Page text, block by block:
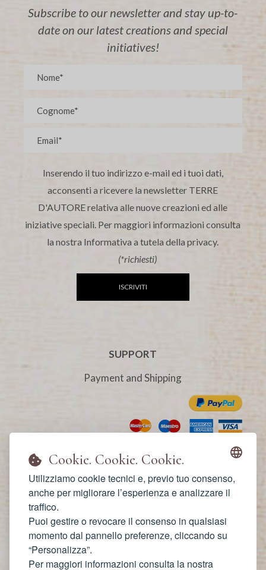
Cookie. Cookie. Cookie.
Utilizziamo cookie tecnici e, previo tuo consenso,
anche per migliorare l’esperienza e analizzare il
traffico.
Puoi gestire o revocare il consenso in qualsiasi
momento dal pannello preferenze, cliccando su
“Personalizza”.
Per maggiori informazioni consulta la nostra
Subscribe to our newsletter and stay up-to-
date on our latest creations and special
initiatives!
Inserendo il tuo indirizzo e-mail ed i tuoi dati,
acconsenti a ricevere la newsletter TERRE
D'AUTORE relativa alle nuove creazioni ed alle
iniziative speciali. Per maggiori informazioni consulta
la nostra Informativa a tutela della privacy.
(*richiesti)
ISCRIVITI
SUPPORT
Payment and Shipping
Privacy Policy
Cookie Policy
Termini e Condizioni
FOLLOW US